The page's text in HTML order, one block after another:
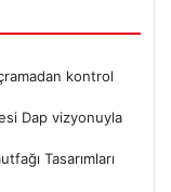
kontrol
Dap vizyonuyla
Tasarımları